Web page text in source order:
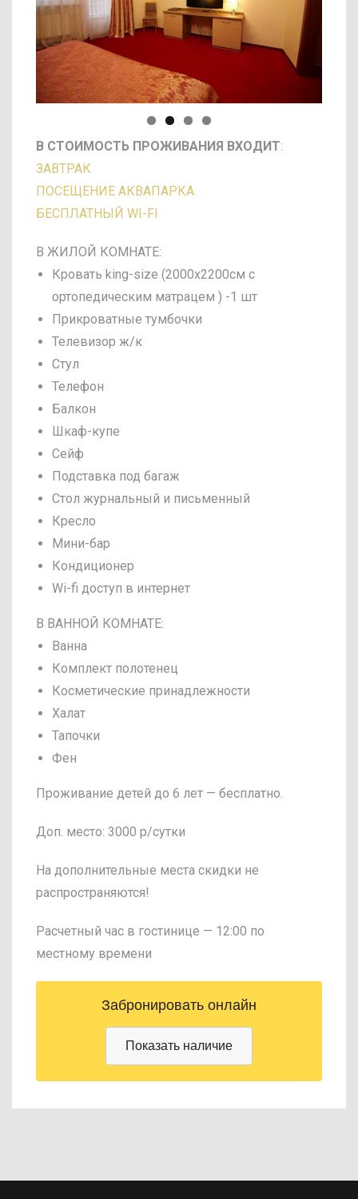
В СТОИМОСТЬ ПРОЖИВАНИЯ ВХОДИТ:
ЗАВТРАК
ПОСЕЩЕНИЕ АКВАПАРКА
БЕСПЛАТНЫЙ WI-FI
В ЖИЛОЙ КОМНАТЕ:
Кровать king-size (2000х2200см с
ортопедическим матрацем ) -1 шт
Прикроватные тумбочки
Телевизор ж/к
Стул
Телефон
Балкон
Шкаф-купе
Сейф
Подставка под багаж
Стол журнальный и письменный
Кресло
Мини-бар
Кондиционер
Wi-fi доступ в интернет
В ВАННОЙ КОМНАТЕ:
Ванна
Комплект полотенец
Косметические принадлежности
Халат
Тапочки
Фен
Проживание детей до 6 лет — бесплатно.
Доп. место: 3000 р/сутки
На дополнительные места скидки не
распространяются!
Расчетный час в гостинице — 12:00 по
местному времени